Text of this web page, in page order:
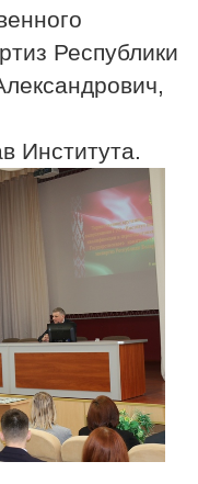
Республики
Института.